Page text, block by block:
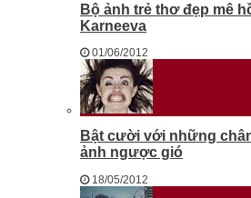
Bộ ảnh trẻ thơ đẹp mê
Karneeva
01/06/2012
Bật cười với những
ảnh ngược gió
18/05/2012